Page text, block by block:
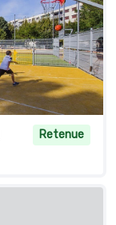
Retenue